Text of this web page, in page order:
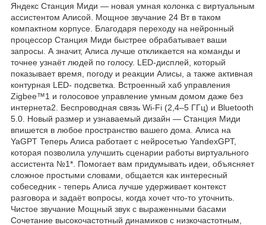
Яндекс Станция Миди — новая умная колонка с виртуальным
ассистентом Алисой. Мощное звучание 24 Вт в таком
компактном корпусе. Благодаря переходу на нейронный
процессор Станция Миди быстрее обрабатывает ваши
запросы. А значит, Алиса лучше откликается на команды и
точнее узнаёт людей по голосу. LED-дисплей, который
показывает время, погоду и реакции Алисы, а также активная
контурная LED- подсветка. Встроенный хаб управления
Zigbee™1 и голосовое управление умным домом даже без
интернета2. Беспроводная связь Wi-Fi (2,4–5 ГГц) и Bluetooth
5.0. Новый размер и узнаваемый дизайн — Станция Миди
впишется в любое пространство вашего дома. Алиса на
YaGPT Теперь Алиса работает с нейросетью YandexGPT,
которая позволила улучшить сценарии работы виртуального
ассистента №1*. Помогает вам придумывать идеи, объясняет
сложное простыми словами, общается как интересный
собеседник - теперь Алиса лучше удерживает контекст
разговора и задаёт вопросы, когда хочет что-то уточнить.
Чистое звучание Мощный звук с выраженными басами
Сочетание высокочастотный динамиков с низкочастотным,